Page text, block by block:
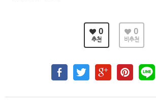
0
추천
0
비추천